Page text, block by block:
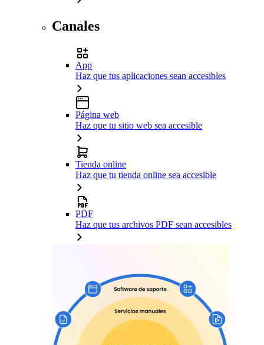
Canales
App
Haz que tus aplicaciones sean accesibles
Página web
Haz que tu sitio web sea accesible
Tienda online
Haz que tu tienda online sea accesible
PDF
Haz que tus archivos PDF sean accesibles